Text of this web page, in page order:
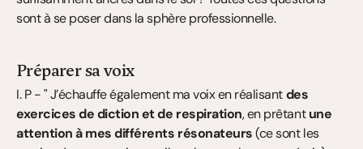
sont à se poser dans la sphère professionnelle.
Préparer sa voix
I. P - " J’échauffe également ma voix en réalisant des
exercices de diction et de respiration, en prêtant une
attention à mes différents résonateurs (ce sont les